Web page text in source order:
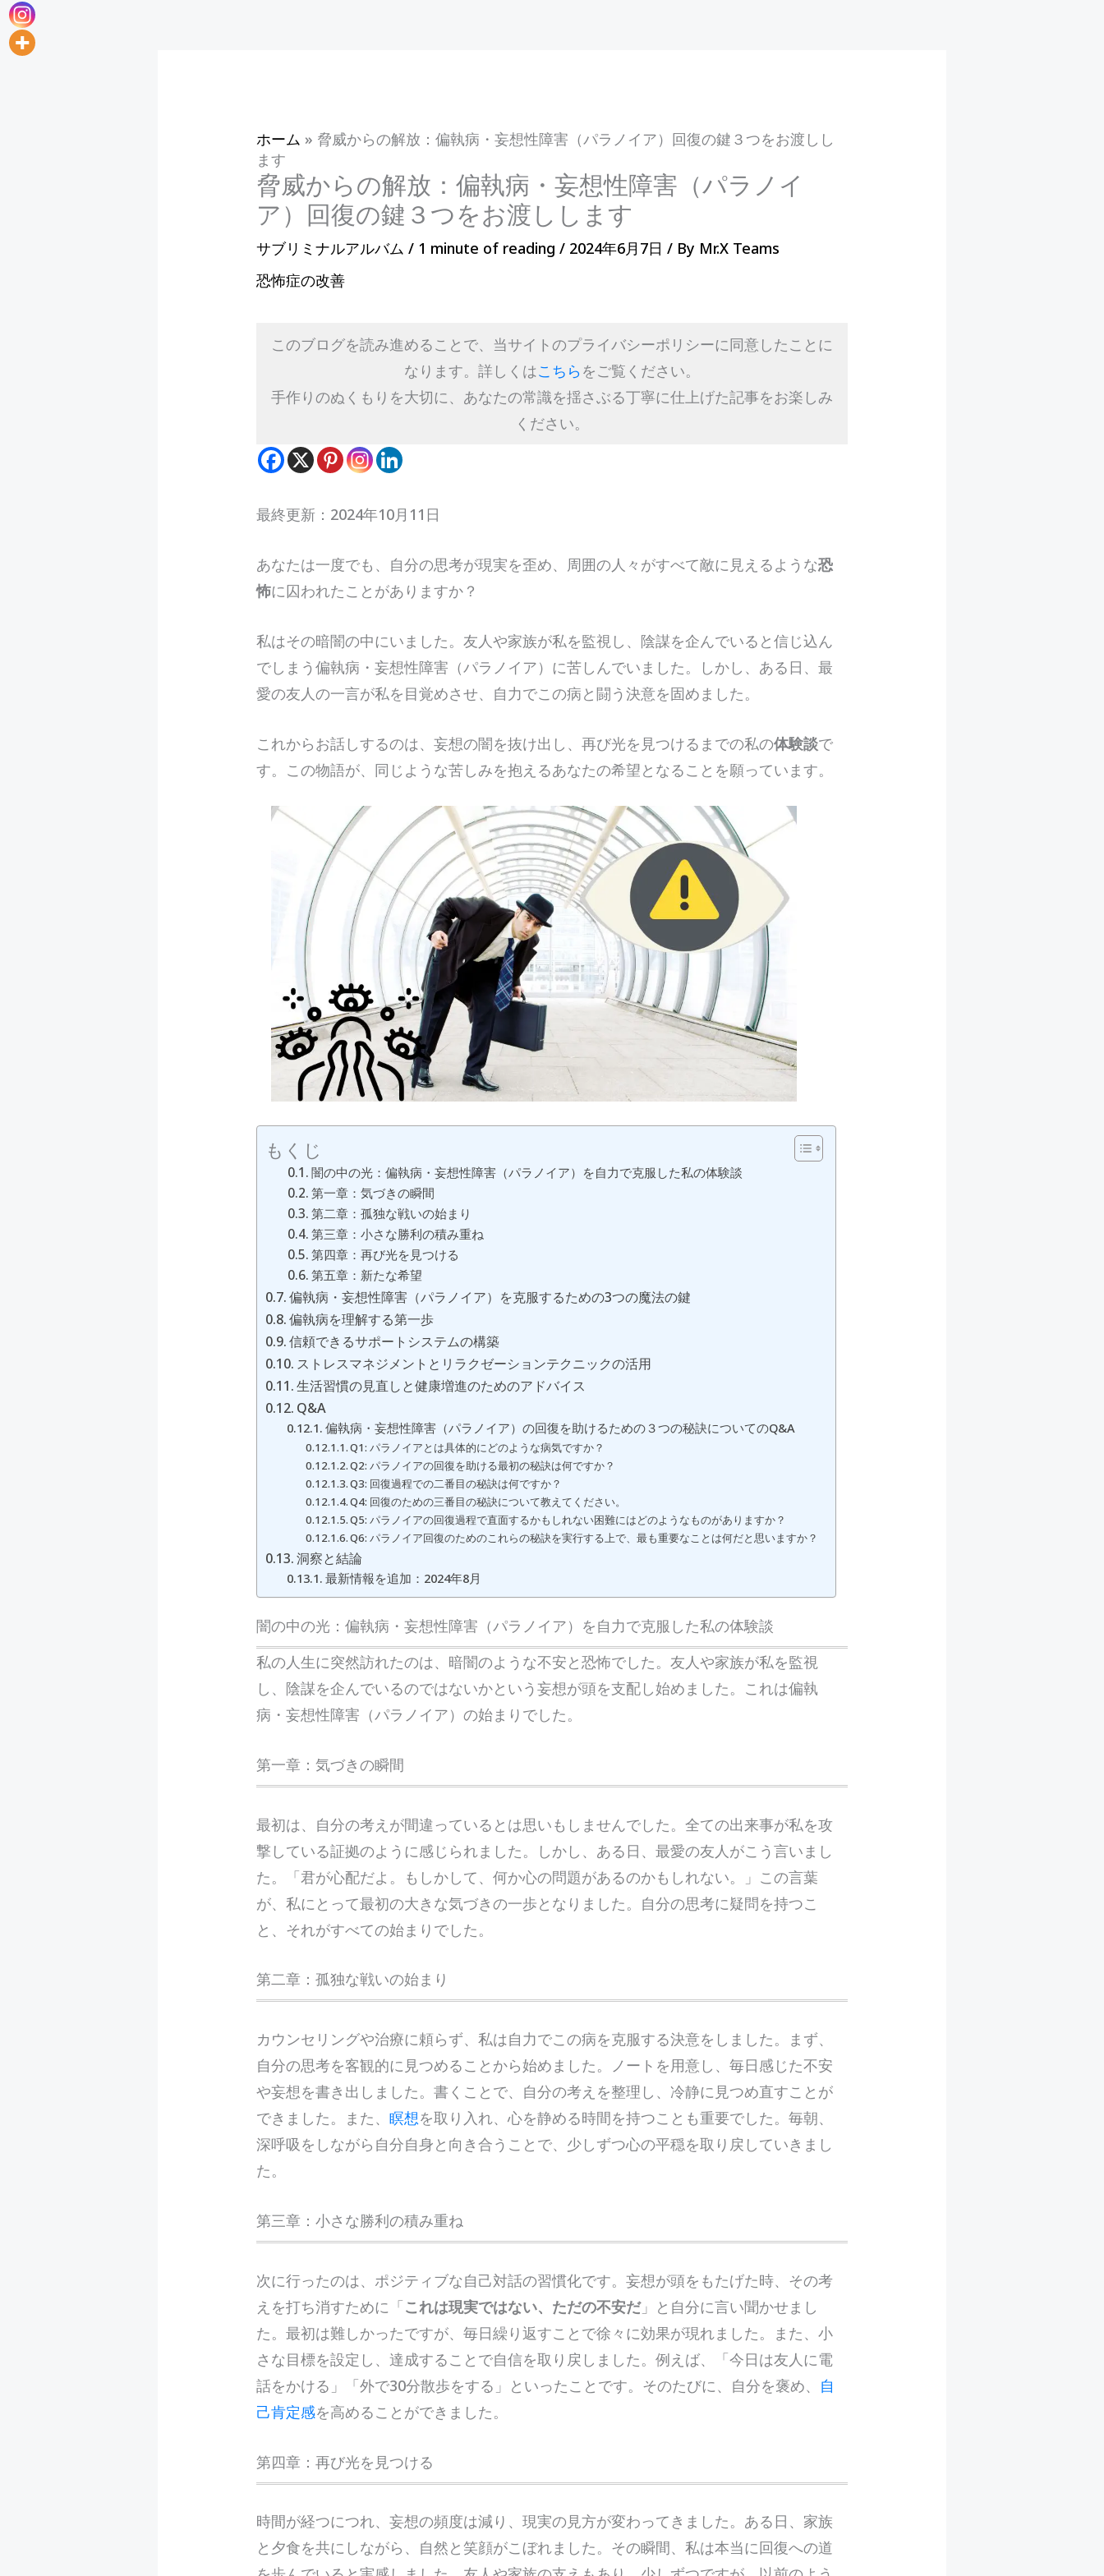
ホーム » 脅威からの解放：偏執病・妄想性障害（パラノイア）回復の鍵３つをお渡しし
ます
脅威からの解放：偏執病・妄想性障害（パラノイ
ア）回復の鍵３つをお渡しします
サブリミナルアルバム / 1 minute of reading / 2024年6月7日/ By Mr.X Teams
恐怖症の改善
このブログを読み進めることで、当サイトのプライバシーポリシーに同意したことに
なります。詳しくはこちら をご覧ください。
手作りのぬくもりを大切に、あなたの常識を揺さぶる丁寧に仕上げた記事をお楽しみ
ください。
最終更新：2024年10月11日
あなたは一度でも、自分の思考が現実を歪め、周囲の人々がすべて敵に見えるような恐
怖に囚われたことがありますか？
私はその暗闇の中にいました。友人や家族が私を監視し、陰謀を企んでいると信じ込ん
でしまう偏執病・妄想性障害（パラノイア）に苦しんでいました。しかし、ある日、最
愛の友人の一言が私を目覚めさせ、自力でこの病と闘う決意を固めました。
これからお話しするのは、妄想の闇を抜け出し、再び光を見つけるまでの私の体験談で
す。この物語が、同じような苦しみを抱えるあなたの希望となることを願っています。
もくじ
闇の中の光：偏執病・妄想性障害（パラノイア）を自力で克服した私の体験談
第一章：気づきの瞬間
第二章：孤独な戦いの始まり
第三章：小さな勝利の積み重ね
第四章：再び光を見つける
第五章：新たな希望
偏執病・妄想性障害（パラノイア）を克服するための3つの魔法の鍵
偏執病を理解する第一歩
信頼できるサポートシステムの構築
ストレスマネジメントとリラクゼーションテクニックの活用
生活習慣の見直しと健康増進のためのアドバイス
Q&A
偏執病・妄想性障害（パラノイア）の回復を助けるための３つの秘訣についてのQ&A
Q1:​ パラノイアとは具体的にどのような病気ですか？
Q2:⁢ パラノイアの回復を助ける最初の秘訣は何ですか？
Q3: 回復過程での二番目の秘訣は何ですか？
Q4: ‍回復のための三番目の秘訣について教えてください。
Q5: パラノイアの回復過程で直面するかもしれない困難にはどのようなものがありますか？
Q6: ​パラノイア回復のためのこれらの秘訣を実行する上で、最も重要なことは何だと思いますか？
洞察と結論
最新情報を追加：2024年8月
闇の中の光：偏執病・妄想性障害（パラノイア）を自力で克服した私の体験談
私の人生に突然訪れたのは、暗闇のような不安と恐怖でした。友人や家族が私を監視
し、陰謀を企んでいるのではないかという妄想が頭を支配し始めました。これは偏執
病・妄想性障害（パラノイア）の始まりでした。
第一章：気づきの瞬間
最初は、自分の考えが間違っているとは思いもしませんでした。全ての出来事が私を攻
撃している証拠のように感じられました。しかし、ある日、最愛の友人がこう言いまし
た。「君が心配だよ。もしかして、何か心の問題があるのかもしれない。」この言葉
が、私にとって最初の大きな気づきの一歩となりました。自分の思考に疑問を持つこ
と、それがすべての始まりでした。
第二章：孤独な戦いの始まり
カウンセリングや治療に頼らず、私は自力でこの病を克服する決意をしました。まず、
自分の思考を客観的に見つめることから始めました。ノートを用意し、毎日感じた不安
や妄想を書き出しました。書くことで、自分の考えを整理し、冷静に見つめ直すことが
できました。また、瞑想を取り入れ、心を静める時間を持つことも重要でした。毎朝、
深呼吸をしながら自分自身と向き合うことで、少しずつ心の平穏を取り戻していきまし
た。
第三章：小さな勝利の積み重ね
次に行ったのは、ポジティブな自己対話の習慣化です。妄想が頭をもたげた時、その考
えを打ち消すために「これは現実ではない、ただの不安だ」と自分に言い聞かせまし
た。最初は難しかったですが、毎日繰り返すことで徐々に効果が現れました。また、小
さな目標を設定し、達成することで自信を取り戻しました。例えば、「今日は友人に電
話をかける」「外で30分散歩をする」といったことです。そのたびに、自分を褒め、 自
己肯定感を高めることができました。
第四章：再び光を見つける
時間が経つにつれ、妄想の頻度は減り、現実の見方が変わってきました。ある日、家族
と夕食を共にしながら、自然と笑顔がこぼれました。その瞬間、私は本当に回復への道